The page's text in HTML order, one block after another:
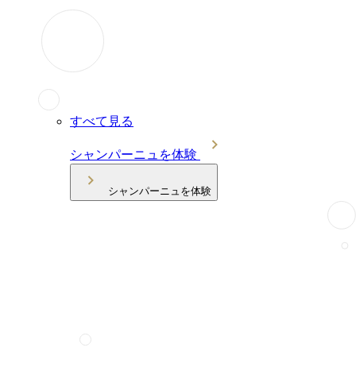
すべて見る
シャンパーニュを体験
シャンパーニュを体験